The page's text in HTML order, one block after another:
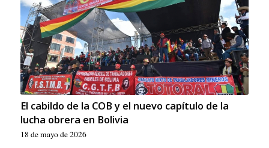
El cabildo de la COB y el nuevo capítulo de la
lucha obrera en Bolivia
18 de mayo de 2026